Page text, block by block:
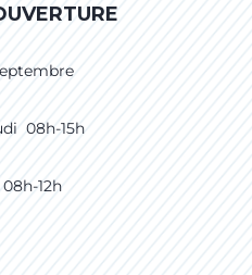
08h-15h
12h